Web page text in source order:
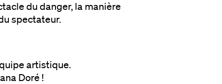
du danger, la manière
spectateur.
artistique.
Doré !